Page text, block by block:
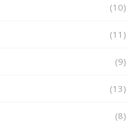
(10)
(11)
(9)
(13)
(8)